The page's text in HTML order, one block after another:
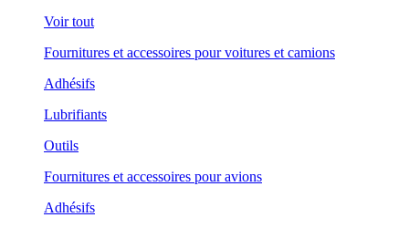
Voir tout
Fournitures et accessoires pour voitures et camions
Adhésifs
Lubrifiants
Outils
Fournitures et accessoires pour avions
Adhésifs